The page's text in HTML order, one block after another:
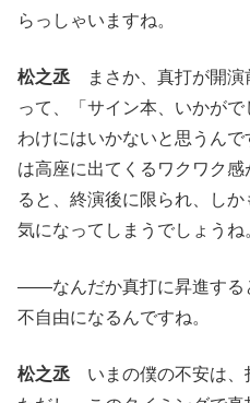
らっしゃいますね。
松之丞まさか、真打が開演
って、「サイン本、いかが
わけにはいかないと思うん
は高座に出てくるワクワク
ると、終演後に限られ、し
気になってしまうでしょうね
――なんだか真打に昇進する
不自由になるんですね。
松之丞いまの僕の不安は、